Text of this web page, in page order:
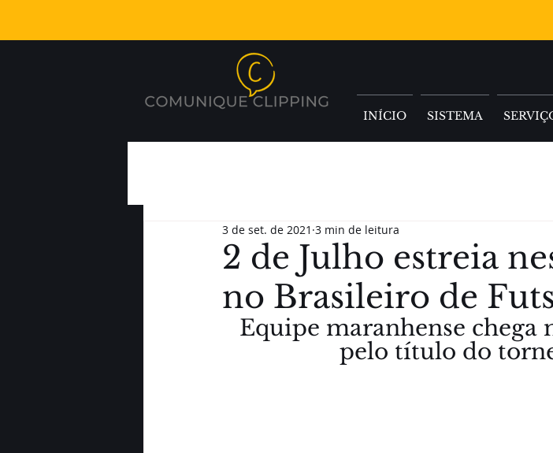
INÍCIO SISTEMA
2 de Julho estreia
no Brasileiro de
3 de set. de 2021 3 min de leitura
Equipe maranhense
pelo título do